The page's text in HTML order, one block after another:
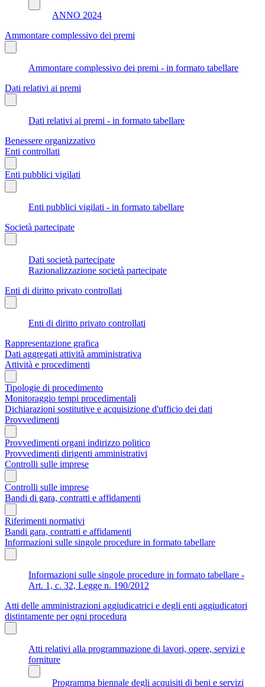
ANNO 2024
Ammontare complessivo dei premi
Ammontare complessivo dei premi - in formato tabellare
Dati relativi ai premi
Dati relativi ai premi - in formato tabellare
Benessere organizzativo
Enti controllati
Enti pubblici vigilati
Enti pubblici vigilati - in formato tabellare
Società partecipate
Dati società partecipate
Razionalizzazione società partecipate
Enti di diritto privato controllati
Enti di diritto privato controllati
Rappresentazione grafica
Dati aggregati attività amministrativa
Attività e procedimenti
Tipologie di procedimento
Monitoraggio tempi procedimentali
Dichiarazioni sostitutive e acquisizione d'ufficio dei dati
Provvedimenti
Provvedimenti organi indirizzo politico
Provvedimenti dirigenti amministrativi
Controlli sulle imprese
Controlli sulle imprese
Bandi di gara, contratti e affidamenti
Riferimenti normativi
Bandi gara, contratti e affidamenti
Informazioni sulle singole procedure in formato tabellare
Informazioni sulle singole procedure in formato tabellare -
Art. 1, c. 32, Legge n. 190/2012
Atti delle amministrazioni aggiudicatrici e degli enti aggiudicatori
distintamente per ogni procedura
Atti relativi alla programmazione di lavori, opere, servizi e
forniture
Programma biennale degli acquisiti di beni e servizi